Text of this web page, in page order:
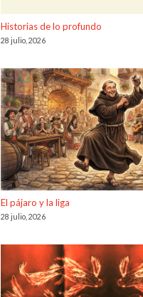
Historias de lo profundo
28 julio, 2026
El pájaro y la liga
28 julio, 2026